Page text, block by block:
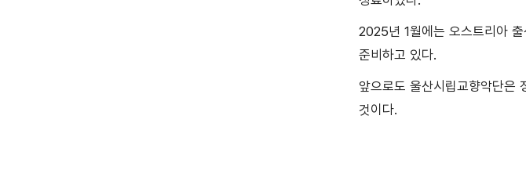
2025년 1월에는 오스트리아
준비하고 있다.
앞으로도 울산시립교향악단은
것이다.